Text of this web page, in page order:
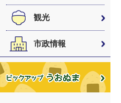
観光
市政情報